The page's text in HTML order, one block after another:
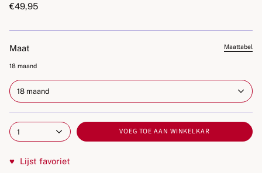
€49,95
Maat Maattabel
18 maand
18 maand
1 VOEG TOE AAN WINKELKAR
♥ Lijst favoriet